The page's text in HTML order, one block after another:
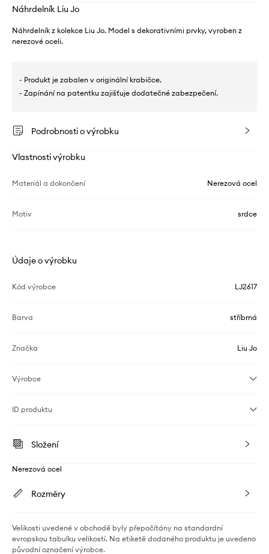
Náhrdelník Liu Jo
Náhrdelník z kolekce Liu Jo. Model s dekorativními prvky, vyroben z
nerezové oceli.
- Produkt je zabalen v originální krabičce.
- Zapínání na patentku zajišťuje dodatečné zabezpečení.
Podrobnosti o výrobku
Vlastnosti výrobku
Materiál a dokončení Nerezová ocel
Motiv srdce
Údaje o výrobku
Kód výrobce LJ2617
Barva stříbrná
Značka Liu Jo
Výrobce
ID produktu
Složení
Nerezová ocel
Rozměry
Velikosti uvedené v obchodě byly přepočítány na standardní
evropskou tabulku velikostí. Na etiketě dodaného produktu je uvedeno
původní označení výrobce.